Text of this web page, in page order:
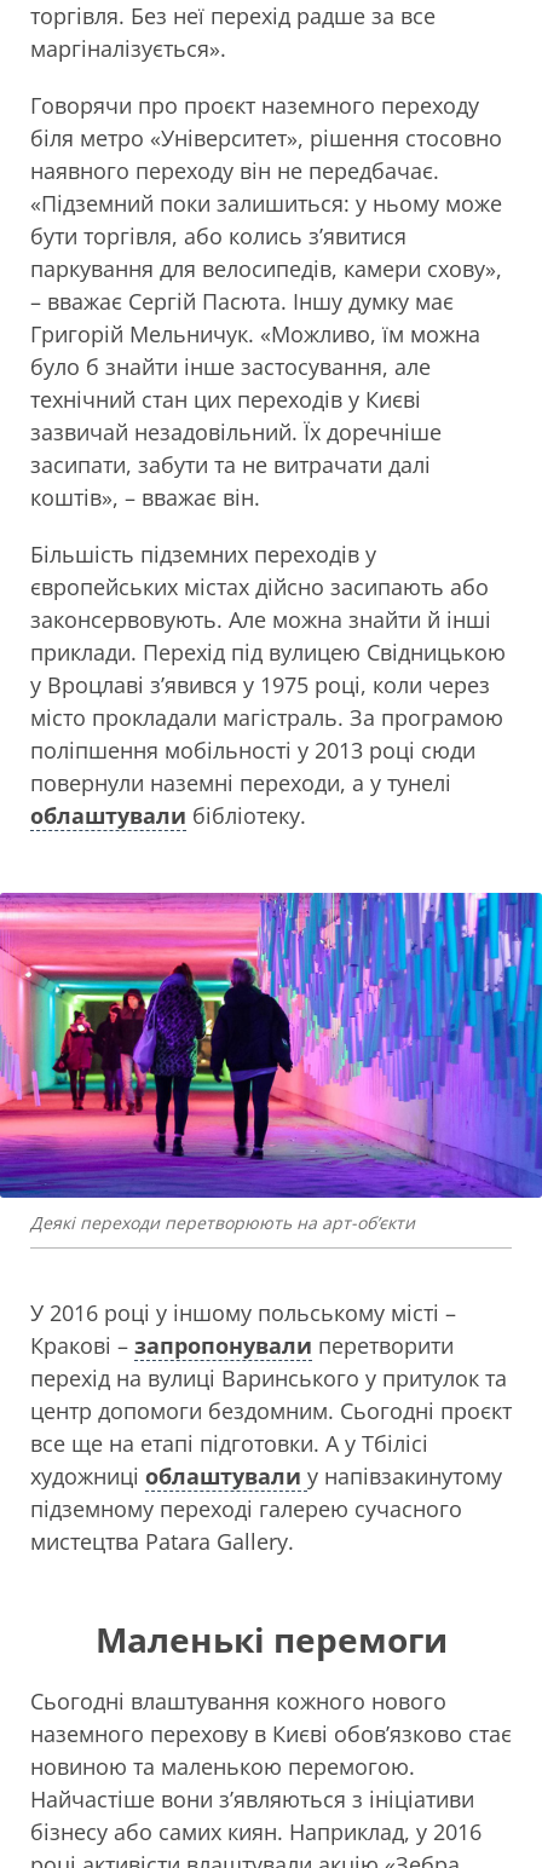
торгівля. Без неї перехід радше за все
маргіналізується».
Говорячи про проєкт наземного переходу
біля метро «Університет», рішення стосовно
наявного переходу він не передбачає.
«Підземний поки залишиться: у ньому може
бути торгівля, або колись з’явитися
паркування для велосипедів, камери схову»,
– вважає Сергій Пасюта. Іншу думку має
Григорій Мельничук. «Можливо, їм можна
було б знайти інше застосування, але
технічний стан цих переходів у Києві
зазвичай незадовільний. Їх доречніше
засипати, забути та не витрачати далі
коштів», – вважає він.
Більшість підземних переходів у
європейських містах дійсно засипають або
законсервовують. Але можна знайти й інші
приклади. Перехід під вулицею Свідницькою
у Вроцлаві з’явився у 1975 році, коли через
місто прокладали магістраль. За програмою
поліпшення мобільності у 2013 році сюди
повернули наземні переходи, а у тунелі
облаштували бібліотеку.
Деякі переходи перетворюють на арт-об’єкти
У 2016 році у іншому польському місті –
Кракові – запропонували перетворити
перехід на вулиці Варинського у притулок та
центр допомоги бездомним. Сьогодні проєкт
все ще на етапі підготовки. А у Тбілісі
художниці облаштували у напівзакинутому
підземному переході галерею сучасного
мистецтва Patara Gallery.
Маленькі перемоги
Сьогодні влаштування кожного нового
наземного перехову в Києві обов’язково стає
новиною та маленькою перемогою.
Найчастіше вони з’являються з ініціативи
бізнесу або самих киян. Наприклад, у 2016